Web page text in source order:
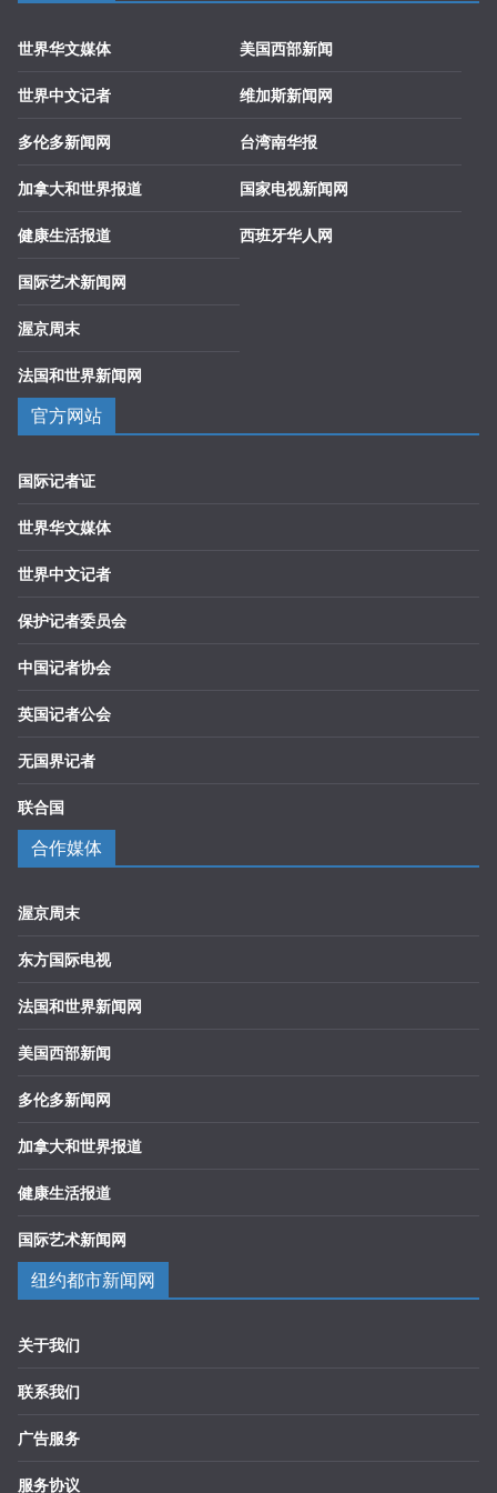
世界华文媒体
世界中文记者
多伦多新闻网
加拿大和世界报道
健康生活报道
国际艺术新闻网
渥京周末
法国和世界新闻网
美国西部新闻
维加斯新闻网
台湾南华报
国家电视新闻网
西班牙华人网
官方网站
国际记者证
世界华文媒体
世界中文记者
保护记者委员会
中国记者协会
英国记者公会
无国界记者
联合国
合作媒体
渥京周末
东方国际电视
法国和世界新闻网
美国西部新闻
多伦多新闻网
加拿大和世界报道
健康生活报道
国际艺术新闻网
纽约都市新闻网
关于我们
联系我们
广告服务
服务协议